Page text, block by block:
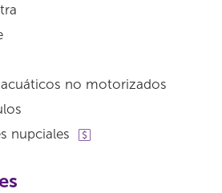
no motorizados
nupciales